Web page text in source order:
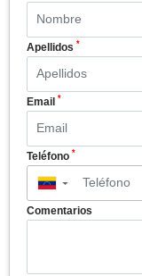
Apellidos *
Email *
Teléfono *
▼
Comentarios